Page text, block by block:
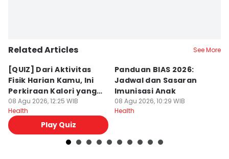
Editor
Editor
Bayu Aditya Suryanto
Related Articles See More
[QUIZ] Dari Aktivitas
Fisik Harian Kamu, Ini
Perkiraan Kalori yang
Kamu Bakar
08 Agu 2026, 12:25 WIB
Health
Play Quiz
Panduan BIAS 2026:
Jadwal dan Sasaran
Imunisasi Anak
08 Agu 2026, 10:29 WIB
Health